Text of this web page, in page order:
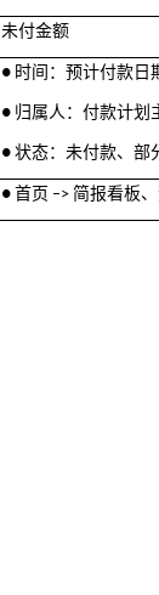
未付金额
● 时间：预计付款日
● 归属人：付款计划
●状态：未付款、部
●首页 –>简报看板